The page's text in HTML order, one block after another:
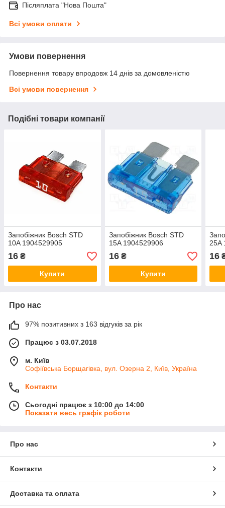
Післяплата "Нова Пошта"
Всі умови оплати
Умови повернення
Повернення товару впродовж 14 днів за домовленістю
Всі умови повернення
Подібні товари компанії
Запобіжник Bosch STD
10A 1904529905
16 ₴
Купити
Запобіжник Bosch STD
15A 1904529906
16₴
Купити
25A
16
Про нас
97% позитивних з 163 відгуків за рік
Працює з 03.07.2018
м. Київ
Софіївська Борщагівка, вул. Озерна 2, Київ, Україна
Контакти
Сьогодні працює з 10:00 до 14:00
Показати весь графік роботи
Про нас
Контакти
Доставка та оплата